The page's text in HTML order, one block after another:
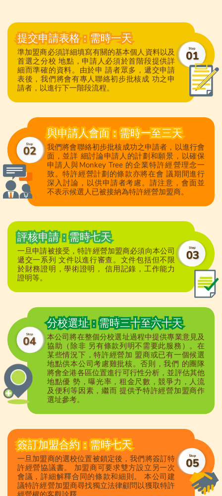
提交申請表格：需時一天
準加盟商必須詳細填寫有關的基本個人資料以及
首選之分校 地點，申請人必須於首階段提供詳
細而準確的資料。由於申 請者眾多，遞交申請
表後，我們將會有專人聯絡初步批核成 功之申
請者，以進行下一階段流程。
與申請人會面：需時一至三天
我們將會聯絡初步批核成功之申請者，以進行會
面，並詳 細討論申請人的計劃和願景，以確保
申請人與Monkey Tree 的企業特許經營理念一
致。特許經營計劃的條款亦將在會 議期間進行
深入討論，以供申請者考慮。請注意，會面並
不表示候選人已被接納為特許經營加盟商。
評核申請：需時七天
一旦申請被接受，特許經營加盟商必須向本公司
遞交一系列 文件以進行審查。文件包括但不限
於財務證明，學術證明， 信用記錄，工作能力
證明等。
分校選址：需時三十至六十天
本公司將在整個分校選址過程中提供專業意見及
協助（除非 另有條款列明不需要此服務）。在
某些情況下，特許經營加 盟商或已有一個候選
地點供本公司考慮雞批核。否則，我們 的團隊
將會全港各區位置進行可行性分析，並評估其他
地點優 勢，曝光率，租金尺數，競爭力，人流
及便利等因素，繼而 提供予特許經營加盟商作
選址參考。
簽訂加盟合約：需時七天
一旦加盟商的選校位置被鎖定後，我們將簽訂特
許經營協議書。 加盟商可要求雙方設立另一次
會議，詳細解釋合同的條款和細則。 本公司建
議特許經營加盟商尋找獨立法律顧問以獲取特許